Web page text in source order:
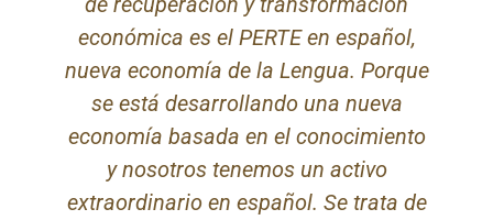
económica es el PERTE en español,
nueva economía de la Lengua. Porque
se está desarrollando una nueva
economía basada en el conocimiento
y nosotros tenemos un activo
extraordinario en español. Se trata de